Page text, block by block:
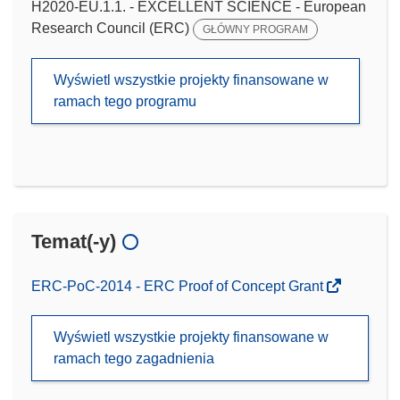
H2020-EU.1.1. - EXCELLENT SCIENCE - European
Research Council (ERC)
GŁÓWNY PROGRAM
Wyświetl wszystkie projekty finansowane w
ramach tego programu
Temat(-y)
ERC-PoC-2014 - ERC Proof of Concept Grant
Wyświetl wszystkie projekty finansowane w
ramach tego zagadnienia